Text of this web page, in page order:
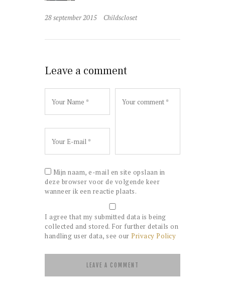
28 september 2015 Childscloset
Leave a comment
Mijn naam, e-mail en site opslaan in
deze browser voor de volgende keer
wanneer ik een reactie plaats.
I agree that my submitted data is being
collected and stored. For further details on
handling user data, see our Privacy Policy